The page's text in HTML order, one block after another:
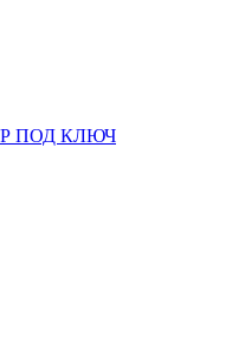
ПОД КЛЮЧ